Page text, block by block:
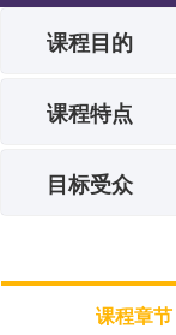
课程目的
课程特点
目标受众
课程章节